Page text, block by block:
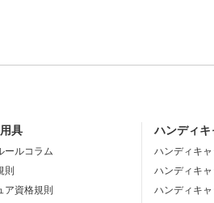
具
ールコラム
則
ア資格規則
ハンディキ
ハンディキ
ハンディキ
ハンディキ